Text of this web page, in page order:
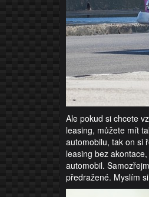
Ale pokud si chcete
leasing, můžete mít
automobilu, tak on si
leasing bez
automobil.
předražené. Myslím